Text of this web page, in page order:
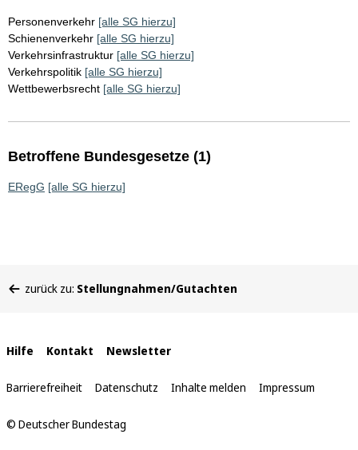
Personenverkehr [alle SG hierzu]
Schienenverkehr [alle SG hierzu]
Verkehrsinfrastruktur [alle SG hierzu]
Verkehrspolitik [alle SG hierzu]
Wettbewerbsrecht [alle SG hierzu]
Betroffene Bundesgesetze (1)
ERegG [alle SG hierzu]
befinden
zurück zu: Stellungnahmen/Gutachten
Interne
Links
Hilfe Kontakt Newsletter
Barrierefreiheit Datenschutz Inhalte melden Impressum
© Deutscher Bundestag